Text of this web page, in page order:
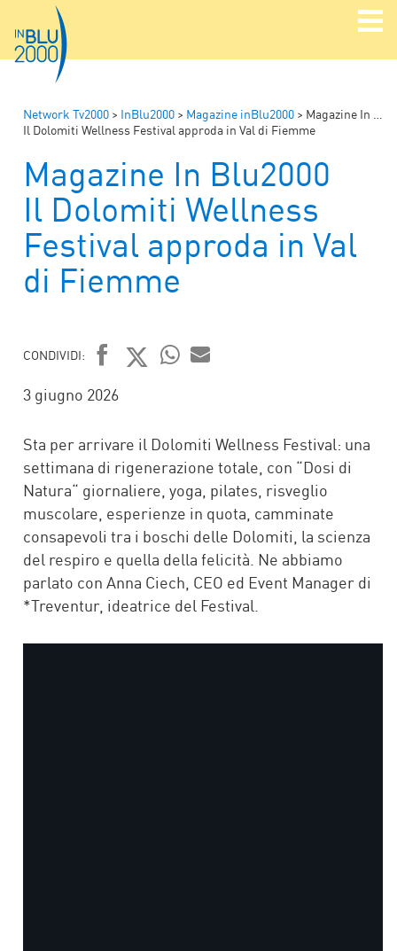
Network Tv2000 > InBlu2000 > Magazine inBlu2000 > Magazine In Blu2000
Il Dolomiti Wellness Festival approda in Val di Fiemme
Magazine In Blu2000
Il Dolomiti Wellness
Festival approda in Val
di Fiemme
CONDIVIDI:
FACEBOOK
3 giugno 2026
Sta per arrivare il Dolomiti Wellness Festival: una
settimana di rigenerazione totale, con “Dosi di
Natura“ giornaliere, yoga, pilates, risveglio
muscolare, esperienze in quota, camminate
consapevoli tra i boschi delle Dolomiti, la scienza
del respiro e quella della felicità. Ne abbiamo
parlato con Anna Ciech, CEO ed Event Manager di
*Treventur, ideatrice del Festival.